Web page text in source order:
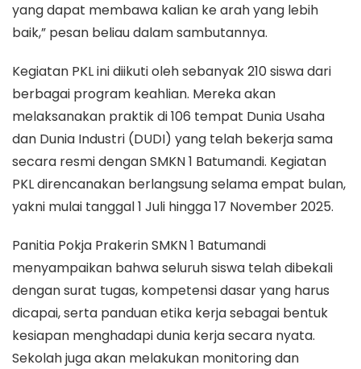
yang dapat membawa kalian ke arah yang lebih
baik,” pesan beliau dalam sambutannya.
Kegiatan PKL ini diikuti oleh sebanyak 210 siswa dari
berbagai program keahlian. Mereka akan
melaksanakan praktik di 106 tempat Dunia Usaha
dan Dunia Industri (DUDI) yang telah bekerja sama
secara resmi dengan SMKN 1 Batumandi. Kegiatan
PKL direncanakan berlangsung selama empat bulan,
yakni mulai tanggal 1 Juli hingga 17 November 2025.
Panitia Pokja Prakerin SMKN 1 Batumandi
menyampaikan bahwa seluruh siswa telah dibekali
dengan surat tugas, kompetensi dasar yang harus
dicapai, serta panduan etika kerja sebagai bentuk
kesiapan menghadapi dunia kerja secara nyata.
Sekolah juga akan melakukan monitoring dan